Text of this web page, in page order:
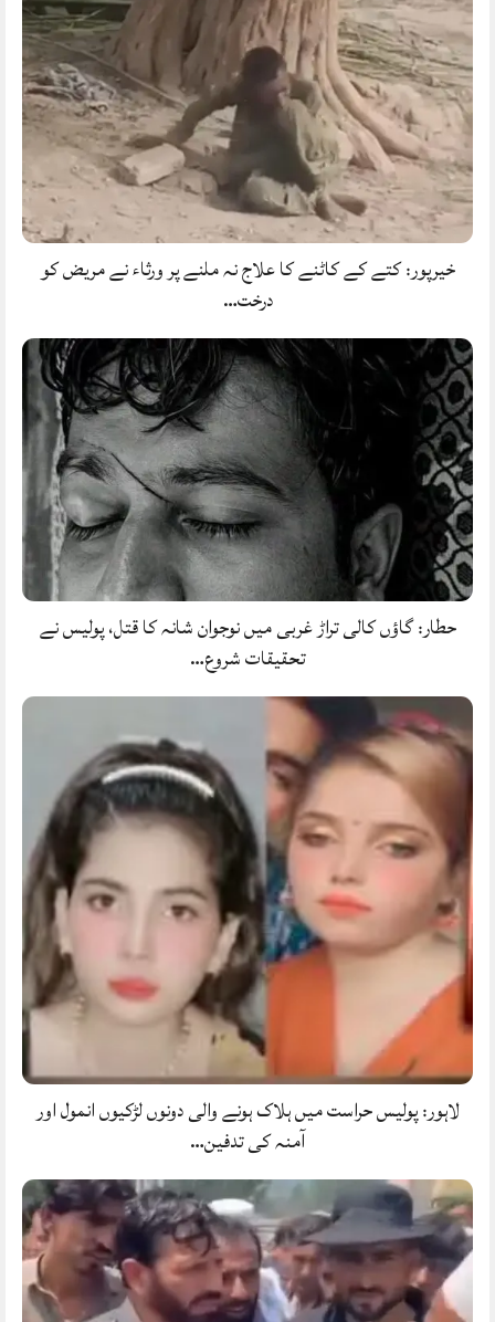
خیرپور: کتے کے کاٹنے کا علاج نہ ملنے پر ورثاء نے مریض کو
درخت…
حطار: گاؤں کالی تراڑ غربی میں نوجوان شانہ کا قتل، پولیس نے
تحقیقات شروع…
لاہور: پولیس حراست میں ہلاک ہونے والی دونوں لڑکیوں انمول اور
آمنہ کی تدفین…